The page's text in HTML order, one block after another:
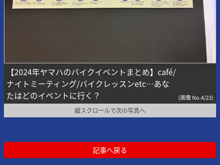
【2024年ヤマハのバイクイベントまとめ】café/
ナイトミーティング/バイクレッスンetc…あな
たはどのイベントに行く？
(画像 No.4/23)
縦スクロールで次の写真へ
記事へ戻る